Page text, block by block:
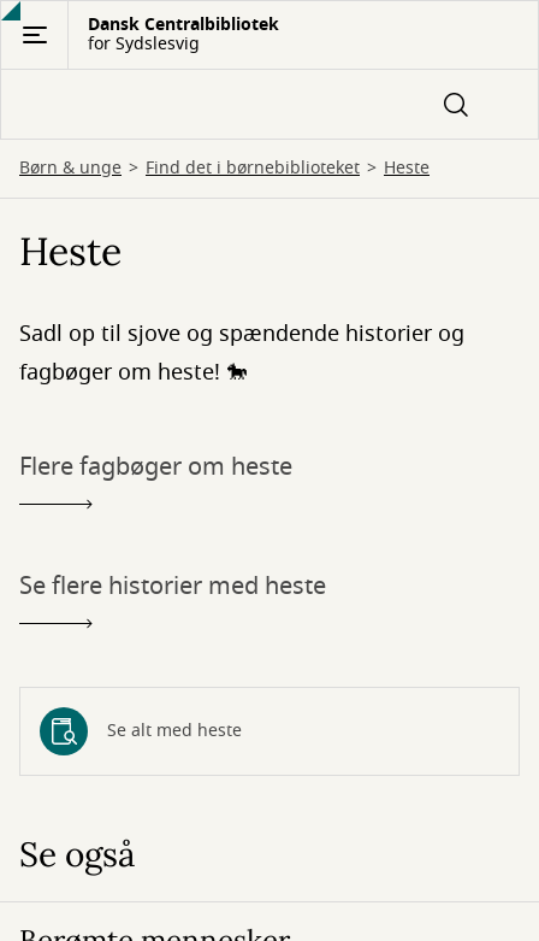
Gå
hovedindhold
Dansk Centralbibliotek
for Sydslesvig
Børn & unge Find det i børnebiblioteket Heste
Heste
Sadl op til sjove og spændende historier og
fagbøger om heste! 🐎
Flere fagbøger om heste
Se flere historier med heste
Se alt med heste
Se også